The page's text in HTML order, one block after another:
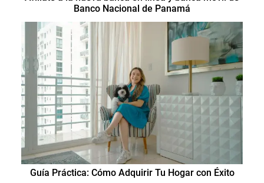
Banco Nacional de Panamá
Guía Práctica: Cómo Adquirir Tu Hogar con Éxito